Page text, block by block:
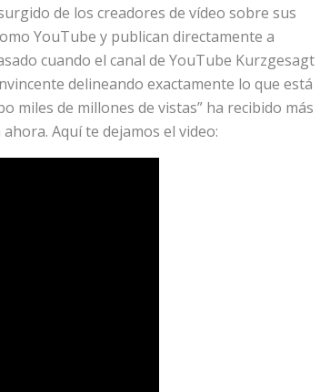
de los creadores de vídeo sobre sus
YouTube y publican directamente a
cuando el canal de YouTube Kurzgesagt
delineando exactamente lo que está
miles de millones de vistas” ha recibido más
Aquí te dejamos el video: